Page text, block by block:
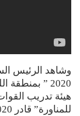
وشاهد الرئيس
2020 ”
هيئة تدريب